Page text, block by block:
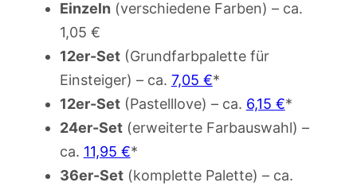
Einzeln (verschiedene Farben) – ca.
1,05 €
12er-Set(Grundfarbpalette für
Einsteiger) – ca. 7,05 €*
12er-Set(Pastelllove) – ca. 6,15 €*
24er-Set(erweiterte Farbauswahl) –
ca. 11,95 €*
36er-Set(komplette Palette) – ca.